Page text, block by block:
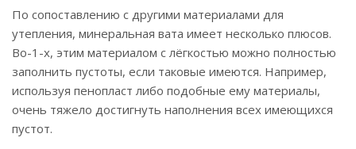
По сопоставлению с другими материалами для
утепления, минеральная вата имеет несколько плюсов.
Во-1-х, этим материалом с лёгкостью можно полностью
заполнить пустоты, если таковые имеются. Например,
используя пенопласт либо подобные ему материалы,
очень тяжело достигнуть наполнения всех имеющихся
пустот.